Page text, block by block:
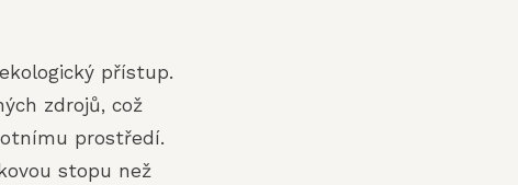
přístup.
zdrojů, což
prostředí.
stopu než